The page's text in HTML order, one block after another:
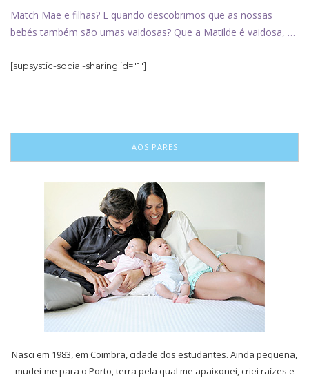
Match Mãe e filhas? E quando descobrimos que as nossas
bebés também são umas vaidosas? Que a Matilde é vaidosa, …
[supsystic-social-sharing id="1"]
AOS PARES
Nasci em 1983, em Coimbra, cidade dos estudantes. Ainda pequena,
mudei-me para o Porto, terra pela qual me apaixonei, criei raízes e